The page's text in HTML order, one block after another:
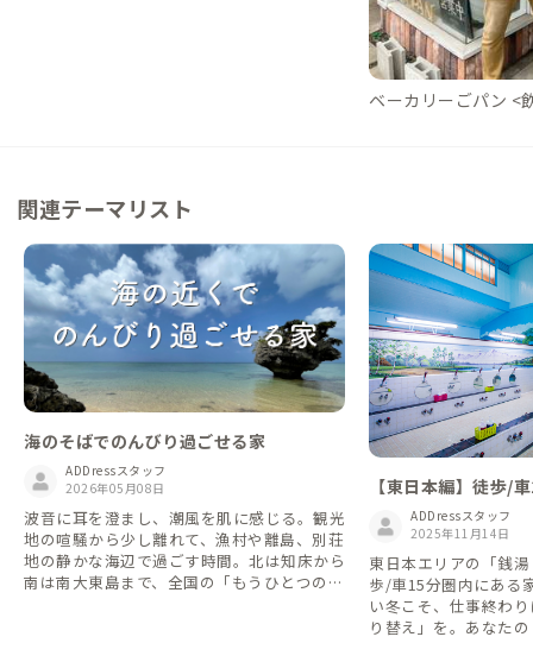
ベーカリーごパン <
関連テーマリスト
海のそばでのんびり過ごせる家
ADDressスタッフ
2026年05月08日
波音に耳を澄まし、潮風を肌に感じる。観光
地の喧騒から少し離れて、漁村や離島、別荘
地の静かな海辺で過ごす時間。北は知床から
南は南大東島まで、全国の「もうひとつの海
【東日本編】徒歩/
がある家ADDressスタッフ
2025年11月14日
東日本エリアの「銭
歩/車15分圏内にある
い冬こそ、仕事終わ
り替え」を。あなた